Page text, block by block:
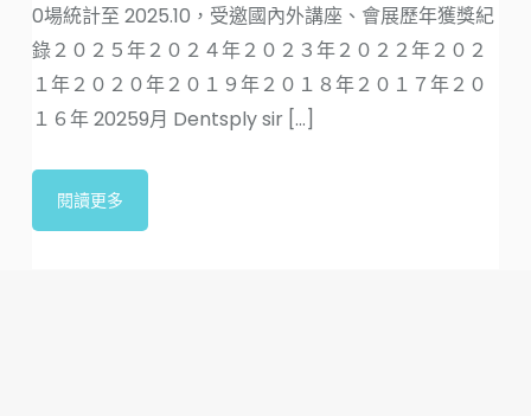
0場統計至 2025.10，受邀國內外講座、會展歷年獲獎紀
錄２０２５年２０２４年２０２３年２０２２年２０２
１年２０２０年２０１９年２０１８年２０１７年２０
１６年 20259月 Dentsply sir [...]
閱讀更多